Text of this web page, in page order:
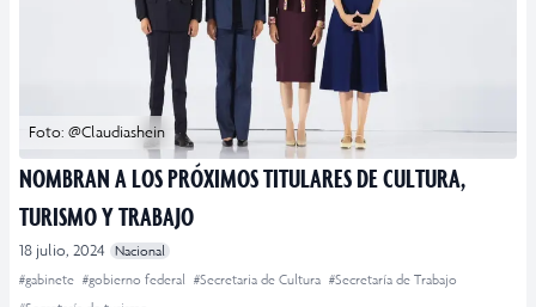
Foto: @Claudiashein
NOMBRAN A LOS PRÓXIMOS TITULARES DE CULTURA,
TURISMO Y TRABAJO
18 julio, 2024
Nacional
#gabinete #gobierno federal #Secretaria de Cultura #Secretaría de Trabajo